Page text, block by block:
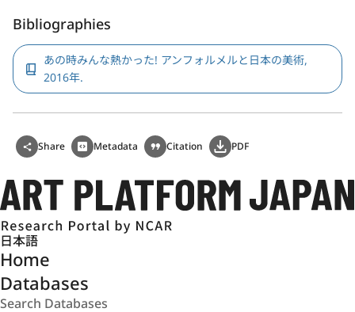
Bibliographies
あの時みんな熱かった! アンフォルメルと日本の美術,
2016年.
Share Metadata Citation PDF
日本語
Home
Databases